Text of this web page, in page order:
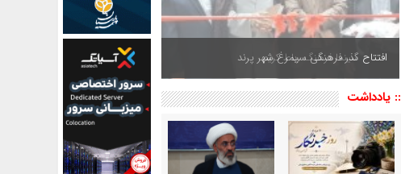
افتتاح گذر فرهنگی سیمرغ شهر پرند
:: یادداشت